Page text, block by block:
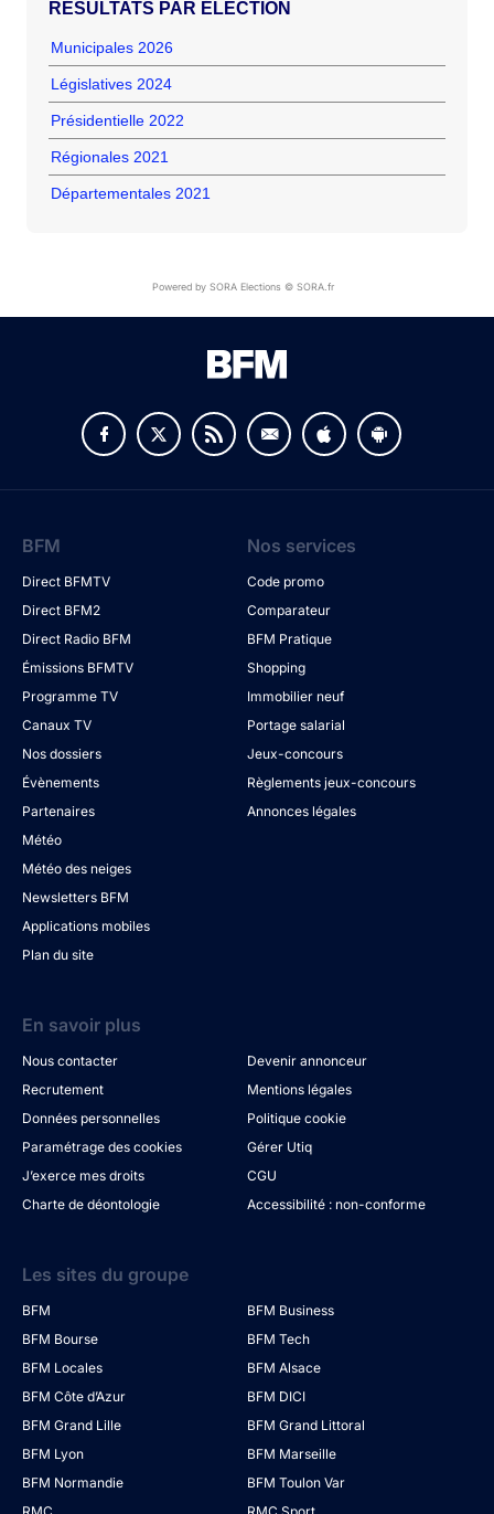
RÉSULTATS PAR ÉLECTION
Municipales 2026
Législatives 2024
Présidentielle 2022
Régionales 2021
Départementales 2021
Powered by SORA Elections © SORA.fr
BFM
Direct BFMTV
Direct BFM2
Direct Radio BFM
Émissions BFMTV
Programme TV
Canaux TV
Nos dossiers
Évènements
Partenaires
Météo
Météo des neiges
Newsletters BFM
Applications mobiles
Plan du site
Nos services
Code promo
Comparateur
BFM Pratique
Shopping
Immobilier neuf
Portage salarial
Jeux-concours
Règlements jeux-concours
Annonces légales
En savoir plus
Nous contacter
Devenir annonceur
Recrutement
Mentions légales
Données personnelles
Politique cookie
Paramétrage des cookies
Gérer Utiq
J’exerce mes droits
CGU
Charte de déontologie
Accessibilité : non-conforme
Les sites du groupe
BFM
BFM Business
BFM Bourse
BFM Tech
BFM Locales
BFM Alsace
BFM Côte d’Azur
BFM DICI
BFM Grand Lille
BFM Grand Littoral
BFM Lyon
BFM Marseille
BFM Normandie
BFM Toulon Var